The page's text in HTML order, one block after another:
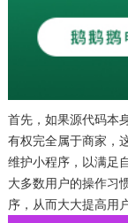
首先，如果源代码本
有权完全属于商家，
维护小程序，以满足
大多数用户的操作习
序，从而大大提高用